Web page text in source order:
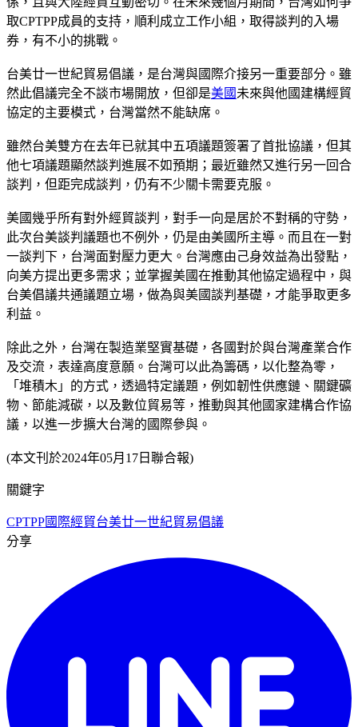
取CPTPP成員的支持，順利成立工作小組，取得談判的入場
券，有不小的挑戰。
台美廿一世紀貿易倡議，是台灣與國際介接另一重要部分。雖
然此倡議完全不談市場開放，但卻是美國 未來與他國建構經貿
協定的主要模式，台灣當然不能缺席。
雖然台美雙方在去年已就其中五項議題簽署了首批協議，但其
他七項議題顯然談判進展不如預期；最近雖然又進行另一回合
談判，但距完成談判，仍有不少關卡需要克服。
美國幾乎所有對外經貿談判，對手一向是居於不對稱的守勢，
此次台美談判議題也不例外，仍是由美國所主導。而且在一對
一談判下，台灣面對壓力更大。台灣應由己身效益為出發點，
向美方提出更多需求；並掌握美國在推動其他協定過程中，與
台美倡議共通議題立場，做為與美國談判基礎，才能爭取更多
利益。
除此之外，台灣在製造業堅實基礎，各國對於與台灣產業合作
及交流，表達高度意願。台灣可以此為籌碼，以化整為零，
「堆積木」的方式，透過特定議題，例如韌性供應鏈、關鍵礦
物、節能減碳，以及數位貿易等，推動與其他國家建構合作協
議，以進一步擴大台灣的國際參與。
(本文刊於2024年05月17日聯合報)
關鍵字
CPTPP國際經貿台美廿一世紀貿易倡議
分享